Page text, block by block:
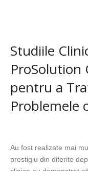
Studiile
ProSolution
pentru a
Problemele
Au fost realizate mai
prestigiu din diferite